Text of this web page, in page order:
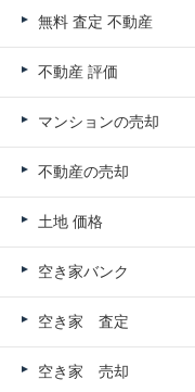
無料 査定 不動産
不動産 評価
マンションの売却
不動産の売却
土地 価格
空き家バンク
空き家 査定
空き家 売却